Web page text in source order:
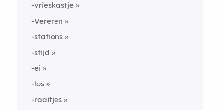
-vrieskastje
-Vereren
-stations
-stijd
-ei
-los
-raaitjes